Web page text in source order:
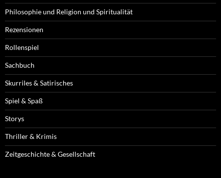
Philosophie und Religion und Spiritualität
Rezensionen
Rollenspiel
Sachbuch
Skurriles & Satirisches
Spiel & Spaß
Storys
Thriller & Krimis
Zeitgeschichte & Gesellschaft